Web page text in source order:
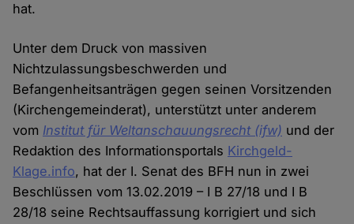
hat.
Unter dem Druck von massiven
Nichtzulassungsbeschwerden und
Befangenheitsanträgen gegen seinen Vorsitzenden
(Kirchengemeinderat), unterstützt unter anderem
vom Institut für Weltanschauungsrecht (ifw) und der
Redaktion des Informationsportals Kirchgeld-
Klage.info, hat der I. Senat des BFH nun in zwei
Beschlüssen vom 13.02.2019 – I B 27/18 und I B
28/18 seine Rechtsauffassung korrigiert und sich